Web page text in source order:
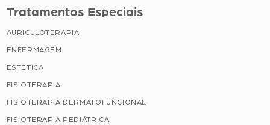
Tratamentos Especiais
AURICULOTERAPIA
ENFERMAGEM
ESTÉTICA
FISIOTERAPIA
FISIOTERAPIA DERMATOFUNCIONAL
FISIOTERAPIA PEDIÁTRICA